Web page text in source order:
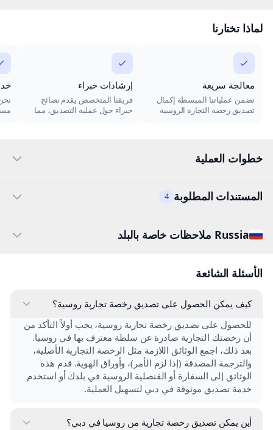
لماذا تختارنا
معالجة سريعة
تضمن عملياتنا المبسطة إكمال
تصديق رخصة التجارة الروسية
إرشادات خبراء
فريقنا المتخصص يقدم نصائح
خبراء حول عملية التصديق، مما
خطوات العملية
المستندات المطلوبة 4
Russia ملاحظات خاصة بالبلد
الأسئلة الشائعة
كيف يمكن الحصول على تصديق رخصة تجارية روسية؟
للحصول على تصديق رخصة تجارية روسية، يجب أولاً التأكد من
أن رخصتك التجارية صادرة عن سلطة معترف بها في روسيا.
بعد ذلك، اجمع الوثائق اللازمة مثل الرخصة التجارية الأصلية،
والترجمة المصدقة (إذا لزم الأمر)، وأوراق الهوية. قدم هذه
الوثائق إلى السفارة أو القنصلية الروسية في بلدك أو استخدم
خدمة تصديق موثوقة في دبي لتسهيل العملية.
أين يمكن تصديق رخصة تجارية من روسيا في دبي؟